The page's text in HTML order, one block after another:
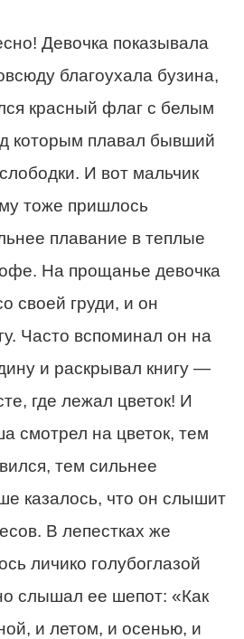
Девочка показывала
благоухала бузина,
красный флаг с белым
которым плавал бывший
И вот мальчик
тоже пришлось
плавание в теплые
На прощанье девочка
своей груди, и он
Часто вспоминал он на
и раскрывал книгу —
где лежал цветок! И
смотрел на цветок, тем
тем сильнее
казалось, что он слышит
В лепестках же
личико голубоглазой
слышал ее шепот: «Как
и летом, и осенью, и